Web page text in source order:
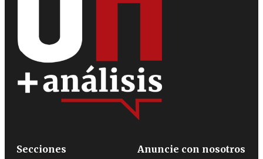
Secciones
Anuncie con nosotros